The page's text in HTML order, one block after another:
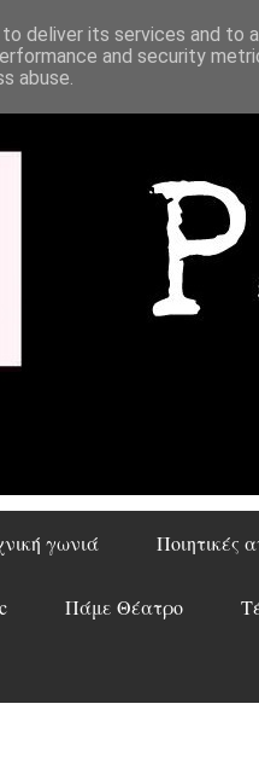
γωνιά Ποιητικές
Πάμε Θέατρο
deliver its services and to
and security
abuse.